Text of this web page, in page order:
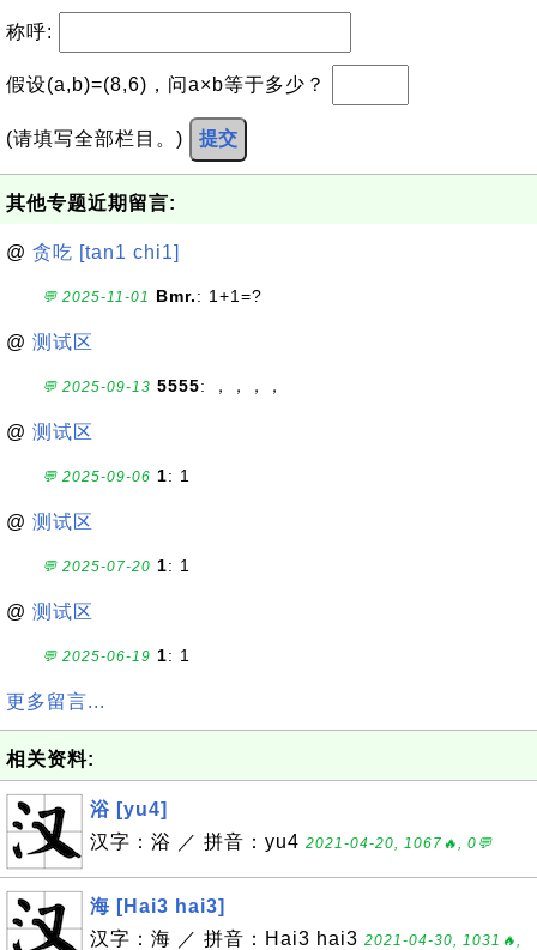
称呼:
假设(a,b)=(8,6)，问a×b等于多少？
(请填写全部栏目。) 提交
其他专题近期留言:
@ 贪吃 [tan1 chi1]
💬 2025-11-01 Bmr.: 1+1=?
@ 测试区
💬 2025-09-13 5555: ，，，，
@ 测试区
💬 2025-09-06 1: 1
@ 测试区
💬 2025-07-20 1: 1
@ 测试区
💬 2025-06-19 1: 1
更多留言...
相关资料:
浴 [yu4]
汉字：浴 ／ 拼音：yu4 2021-04-20, 1067🔥, 0💬
海 [Hai3 hai3]
汉字：海 ／ 拼音：Hai3 hai3 2021-04-30, 1031🔥,